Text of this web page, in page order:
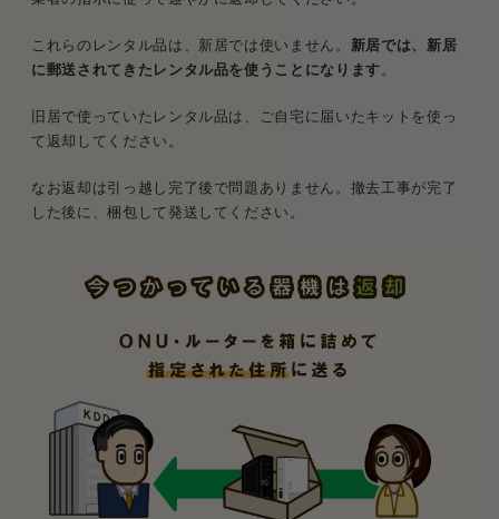
これらのレンタル品は、新居では使いません。 新居では、新居
に郵送されてきたレンタル品を使うことになります 。
旧居で使っていたレンタル品は、ご自宅に届いたキットを使っ
て返却してください。
なお返却は引っ越し完了後で問題ありません。撤去工事が完了
した後に、梱包して発送してください。